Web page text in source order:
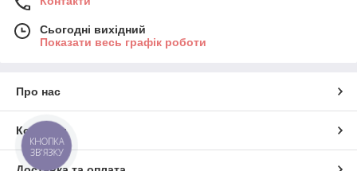
Сьогодні вихідний
Показати весь графік роботи
Про нас
Контакти
КНОПКА
ЗВ'ЯЗКУ